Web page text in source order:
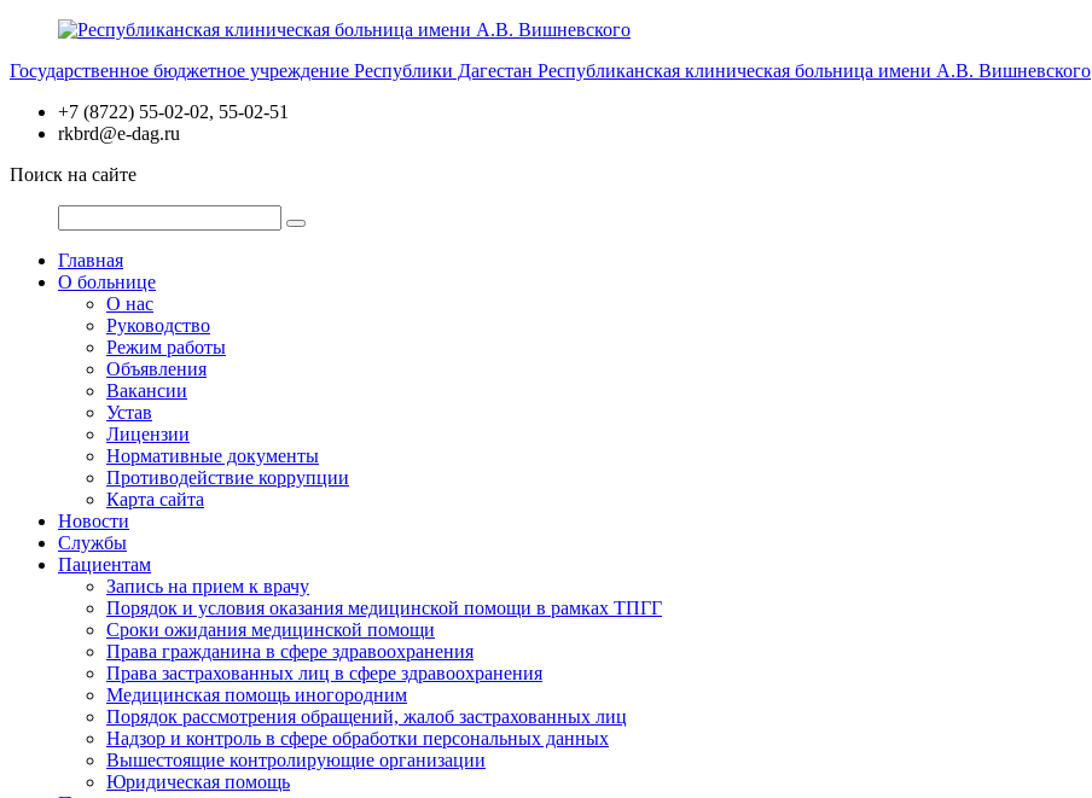
Перейти
содержимому
Государственное бюджетное учреждение Республики Дагестан Республиканская клиническая больница имени А.В. Вишневского
+7 (8722) 55-02-02, 55-02-51
rkbrd@e-dag.ru
Поиск на сайте
Главная
О больнице
О нас
Руководство
Режим работы
Объявления
Вакансии
Устав
Лицензии
Нормативные документы
Противодействие коррупции
Карта сайта
Новости
Службы
Пациентам
Запись на прием к врачу
Порядок и условия оказания медицинской помощи в рамках ТПГГ
Сроки ожидания медицинской помощи
Права гражданина в сфере здравоохранения
Права застрахованных лиц в сфере здравоохранения
Медицинская помощь иногородним
Порядок рассмотрения обращений, жалоб застрахованных лиц
Надзор и контроль в сфере обработки персональных данных
Вышестоящие контролирующие организации
Юридическая помощь